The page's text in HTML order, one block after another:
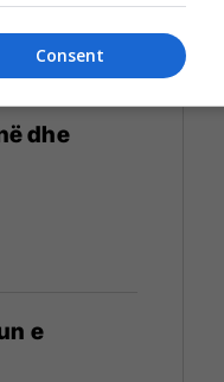
dhe
e
Consent